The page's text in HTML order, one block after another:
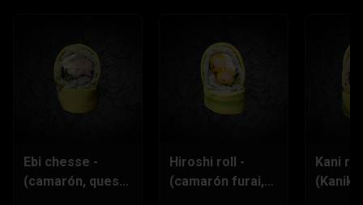
Ebi chesse -
(camarón, queso
Hiroshi roll -
(camarón furai,
Kani